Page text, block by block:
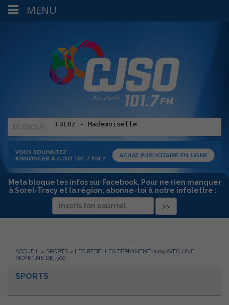
MUSIQUE
:
Meta bloque les infos sur Facebook. Pour ne rien manquer
à Sorel-Tracy et la région, abonne-toi à notre infolettre :
ACCUEIL » SPORTS » LES REBELLES TERMINENT 2009 AVEC UNE
MOYENNE DE ,500
SPORTS
MENU